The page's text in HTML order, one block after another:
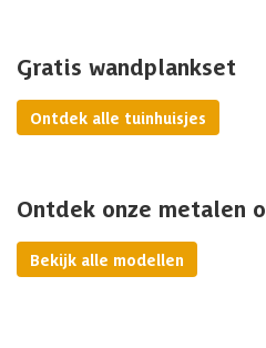
Gratis wandplankset
Ontdek alle tuinhuisjes
Ontdek onze metalen
Bekijk alle modellen